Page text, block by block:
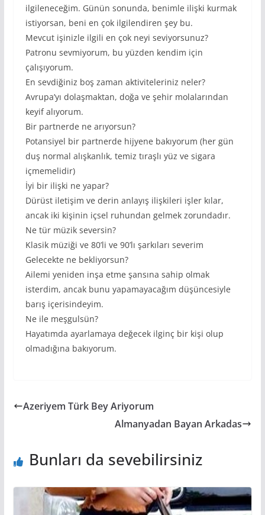
ilgileneceğim. Günün sonunda, benimle ilişki kurmak
istiyorsan, beni en çok ilgilendiren şey bu.
Mevcut işinizle ilgili en çok neyi seviyorsunuz?
Patronu sevmiyorum, bu yüzden kendim için
çalışıyorum.
En sevdiğiniz boş zaman aktiviteleriniz neler?
Avrupa’yı dolaşmaktan, doğa ve şehir molalarından
keyif alıyorum.
Bir partnerde ne arıyorsun?
Potansiyel bir partnerde hijyene bakıyorum (her gün
duş normal alışkanlık, temiz tıraşlı yüz ve sigara
içmemelidir)
İyi bir ilişki ne yapar?
Dürüst iletişim ve derin anlayış ilişkileri işler kılar,
ancak iki kişinin içsel ruhundan gelmek zorundadır.
Ne tür müzik seversin?
Klasik müziği ve 80’li ve 90’lı şarkıları severim
Gelecekte ne bekliyorsun?
Ailemi yeniden inşa etme şansına sahip olmak
isterdim, ancak bunu yapamayacağım düşüncesiyle
barış içerisindeyim.
Ne ile meşgulsün?
Hayatımda ayarlamaya değecek ilginç bir kişi olup
olmadığına bakıyorum.
Azeriyem Türk Bey Ariyorum
Almanyadan Bayan Arkadas
Bunları da sevebilirsiniz